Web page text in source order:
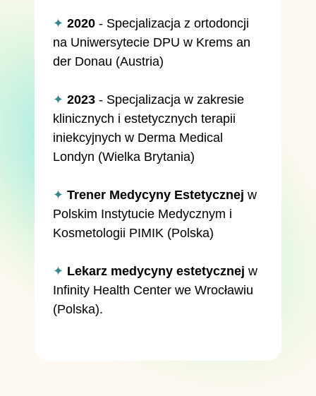
✦ 2020 - Specjalizacja z ortodoncji
na Uniwersytecie DPU w Krems an
der Donau (Austria)
✦ 2023 - Specjalizacja w zakresie
klinicznych i estetycznych terapii
iniekcyjnych w Derma Medical
Londyn (Wielka Brytania)
✦ Trener Medycyny Estetycznej w
Polskim Instytucie Medycznym i
Kosmetologii PIMIK (Polska)
✦ Lekarz medycyny estetycznej w
Infinity Health Center we Wrocławiu
(Polska).